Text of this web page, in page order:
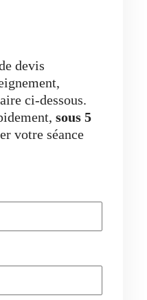
devis
ci-dessous.
sous 5
votre séance